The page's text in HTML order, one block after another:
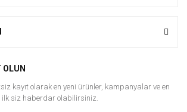
OLUN
kayıt olarak en yeni ürünler, kampanyalar ve en
ilk siz haberdar olabilirsiniz.